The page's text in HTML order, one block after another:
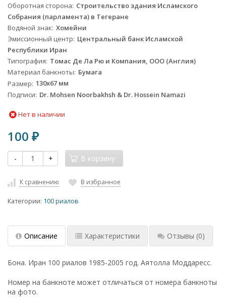
Оборотная сторона Строительство здания Исламского
Собрания (парламента) в Тегеране
Водяной знак Хомейни
Эмиссионный центр Центральный банк Исламской
Республики Иран
Типография Томас Де Ла Рю и Компания, ООО (Англия)
Материал банкноты Бумага
Размер 130х67 мм
Подписи Dr. Mohsen Noorbakhsh & Dr. Hossein Namazi
Нет в наличии
100 ₽
- + В корзину
К сравнению В избранное
Категории: 100 риалов
Описание Характеристики Отзывы (0)
Бона. Иран 100 риалов 1985-2005 год. Аятолла Моддаресс.
Номер на банкноте может отличаться от номера банкноты
на фото.